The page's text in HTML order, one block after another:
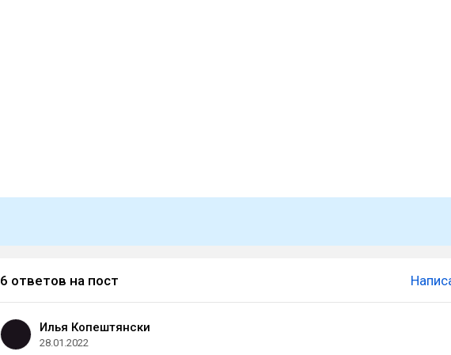
6 ответов на пост
Илья Копештянски
28.01.2022